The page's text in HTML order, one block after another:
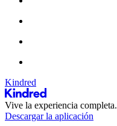
Kindred
Vive la experiencia completa.
Descargar la aplicación